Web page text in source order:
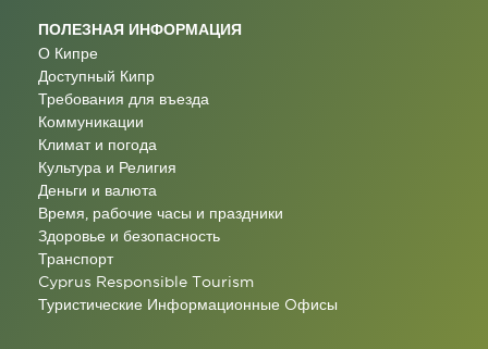
ПОЛЕЗНАЯ ИНФОРМАЦИЯ
О Кипре
Доступный Кипр
Требования для въезда
Коммуникации
Климат и погода
Культура и Религия
Деньги и валюта
Время, рабочие часы и праздники
Здоровье и безопасность
Транспорт
Cyprus Responsible Tourism
Туристические Информационные Oфисы